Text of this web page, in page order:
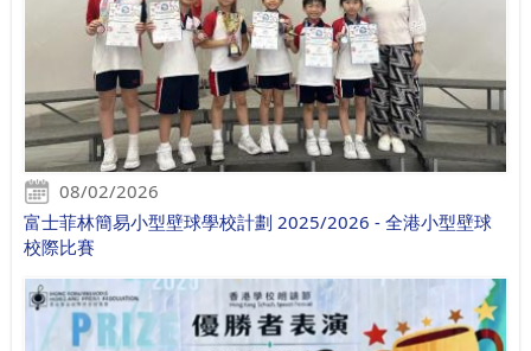
08/02/2026
富士菲林簡易小型壁球學校計劃 2025/2026 - 全港小型壁球
校際比賽